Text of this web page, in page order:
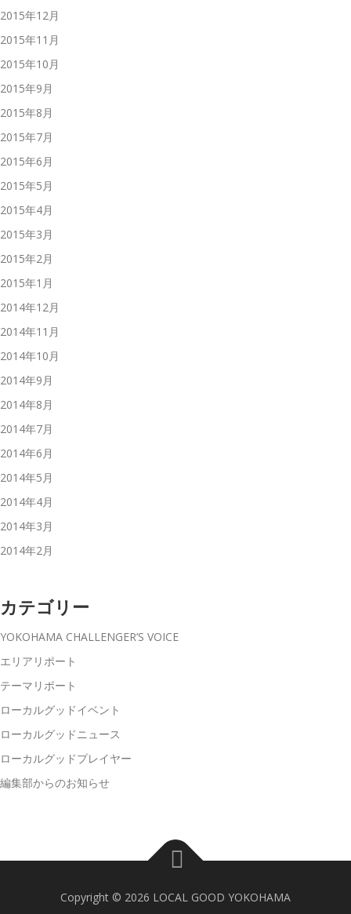
2015年12月
2015年11月
2015年10月
2015年9月
2015年8月
2015年7月
2015年6月
2015年5月
2015年4月
2015年3月
2015年2月
2015年1月
2014年12月
2014年11月
2014年10月
2014年9月
2014年8月
2014年7月
2014年6月
2014年5月
2014年4月
2014年3月
2014年2月
カテゴリー
YOKOHAMA CHALLENGER’S VOICE
エリアリポート
テーマリポート
ローカルグッドイベント
ローカルグッドニュース
ローカルグッドプレイヤー
編集部からのお知らせ
Copyright © 2026 LOCAL GOOD YOKOHAMA